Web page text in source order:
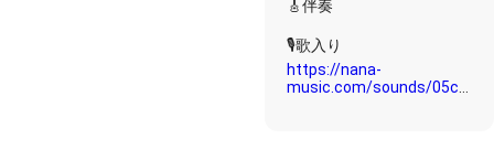
🎸伴奏
https://nana-
music.com/sounds/